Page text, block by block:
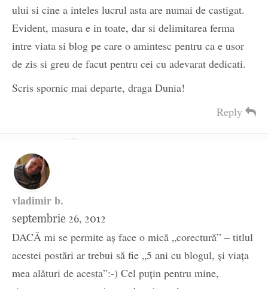
ului si cine a inteles lucrul asta are numai de castigat.
Evident, masura e in toate, dar si delimitarea ferma
intre viata si blog pe care o amintesc pentru ca e usor
de zis si greu de facut pentru cei cu adevarat dedicati.
Scris spornic mai departe, draga Dunia!
Reply
vladimir b.
septembrie 26, 2012
DACĂ mi se permite aş face o mică „corectură” – titlul
acestei postări ar trebui să fie „5 ani cu blogul, şi viaţa
mea alături de acesta”:-) Cel puţin pentru mine,